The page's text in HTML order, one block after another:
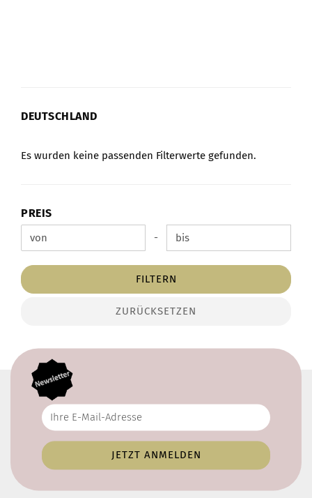
DEUTSCHLAND
DEUTSCHLAND
Es wurden keine passenden Filterwerte gefunden.
PREIS
PREIS
Preis bis -
FILTERN
ZURÜCKSETZEN